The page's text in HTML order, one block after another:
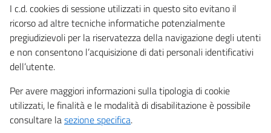
I c.d. cookies di sessione utilizzati in questo sito evitano il
ricorso ad altre tecniche informatiche potenzialmente
pregiudizievoli per la riservatezza della navigazione degli utenti
e non consentono l’acquisizione di dati personali identificativi
dell’utente.
Per avere maggiori informazioni sulla tipologia di cookie
utilizzati, le finalità e le modalità di disabilitazione è possibile
consultare lasezione specifica.